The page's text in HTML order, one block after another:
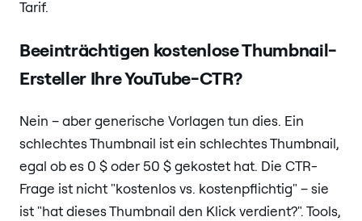
Tarif.
Beeinträchtigen kostenlose Thumbnail-
Ersteller Ihre YouTube-CTR?
Nein – aber generische Vorlagen tun dies. Ein
schlechtes Thumbnail ist ein schlechtes Thumbnail,
egal ob es 0 $ oder 50 $ gekostet hat. Die CTR-
Frage ist nicht "kostenlos vs. kostenpflichtig" – sie
ist "hat dieses Thumbnail den Klick verdient?". Tools,